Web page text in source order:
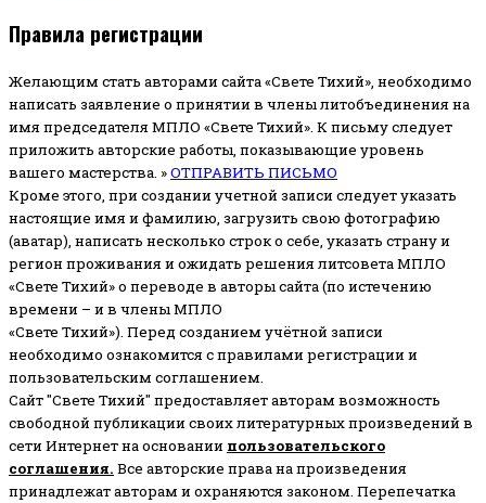
Правила регистрации
Желающим стать авторами сайта «Свете Тихий», необходимо
написать заявление о принятии в члены литобъединения на
имя председателя МПЛО «Свете Тихий». К письму следует
приложить авторские работы, показывающие уровень
вашего мастерства. »ОТПРАВИТЬ ПИСЬМО
Кроме этого, при создании учетной записи следует указать
настоящие имя и фамилию, загрузить свою фотографию
(аватар), написать несколько строк о себе, указать страну и
регион проживания и ожидать решения литсовета МПЛО
«Свете Тихий» о переводе в авторы сайта (по истечению
времени – и в члены МПЛО
«Свете Тихий»). Перед созданием учётной записи
необходимо ознакомится с правилами регистрации и
пользовательским соглашением.
Сайт "Свете Тихий" предоставляет авторам возможность
свободной публикации своих литературных произведений в
сети Интернет на основании пользовательского
соглашения. Все авторские права на произведения
принадлежат авторам и охраняются законом. Перепечатка